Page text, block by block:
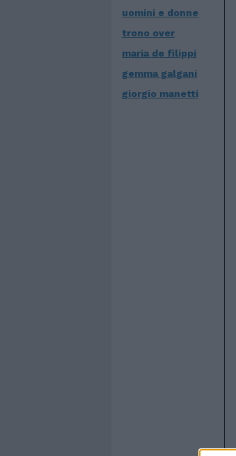
uomini e donne
trono over
maria de filippi
gemma galgani
giorgio manetti